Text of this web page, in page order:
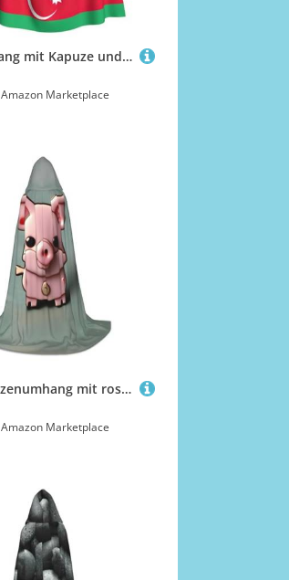
zkyfll Umhang mit Kapuze und Kapuze, Motiv: Flagge von Aserbaidschan, für Damen und Herren, Erwachsenenlänge, Halloween-Cosplay-Kostüme
Amazon Marketplace
zkyfll Kapuzenumhang mit rosa Schweine-Aufdruck, Halloween-Kostüm, Halloween, Cosplay, Hexe, Robe, Umhang
Amazon Marketplace